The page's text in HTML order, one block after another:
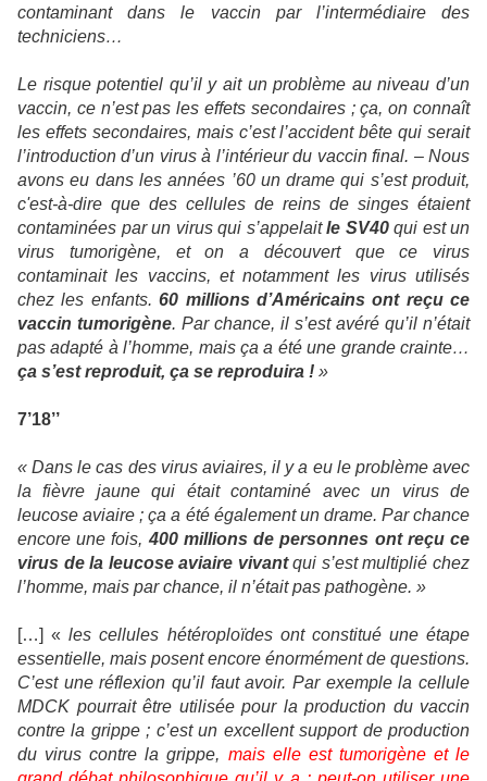
contaminant dans le vaccin par l’intermédiaire des
techniciens…
Le risque potentiel qu’il y ait un problème au niveau d’un
vaccin, ce n’est pas les effets secondaires ; ça, on connaît
les effets secondaires, mais c’est l’accident bête qui serait
l’introduction d’un virus à l’intérieur du vaccin final. – Nous
avons eu dans les années ’60 un drame qui s’est produit,
c'est-à-dire que des cellules de reins de singes étaient
contaminées par un virus qui s’appelaitle SV40qui est un
virus tumorigène, et on a découvert que ce virus
contaminait les vaccins, et notamment les virus utilisés
chez les enfants.60 millions d’Américains ont reçu ce
vaccin tumorigène. Par chance, il s’est avéré qu’il n’était
pas adapté à l’homme, mais ça a été une grande crainte…
ça s’est reproduit, ça se reproduira ! »
7’18’’
« Dans le cas des virus aviaires, il y a eu le problème avec
la fièvre jaune qui était contaminé avec un virus de
leucose aviaire ; ça a été également un drame. Par chance
encore une fois,400 millions de personnes ont reçu ce
virus de la leucose aviaire vivantqui s’est multiplié chez
l’homme, mais par chance, il n’était pas pathogène. »
[…] «les cellules hétéroploïdes ont constitué une étape
essentielle, mais posent encore énormément de questions.
C’est une réflexion qu’il faut avoir. Par exemple la cellule
MDCK pourrait être utilisée pour la production du vaccin
contre la grippe ; c’est un excellent support de production
du virus contre la grippe, mais elle est tumorigène et le